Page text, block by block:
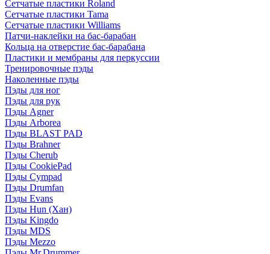
Сетчатые пластики Roland
Сетчатые пластики Tama
Сетчатые пластики Williams
Патчи-наклейки на бас-барабан
Кольца на отверстие бас-барабана
Пластики и мембраны для перкуссии
Тренировочные пэды
Наколенные пэды
Пэды для ног
Пэды для рук
Пэды Agner
Пэды Arborea
Пэды BLAST PAD
Пэды Brahner
Пэды Cherub
Пэды CookiePad
Пэды Cympad
Пэды Drumfan
Пэды Evans
Пэды Hun (Хан)
Пэды Kingdo
Пэды MDS
Пэды Mezzo